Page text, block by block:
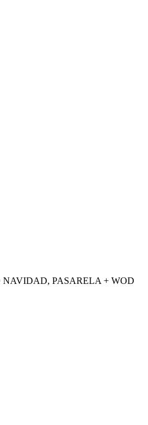
NAVIDAD, PASARELA + WOD